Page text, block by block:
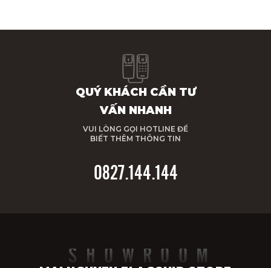
QUÝ KHÁCH CẦN TƯ
VẤN NHANH
VUI LÒNG GỌI HOTLINE ĐỂ
BIẾT THÊM THÔNG TIN
0827.144.144
SHOWROOM